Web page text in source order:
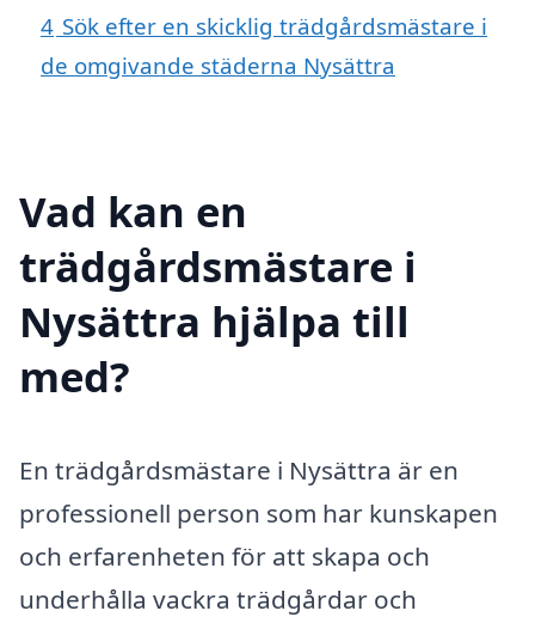
4 Sök efter en skicklig trädgårdsmästare i
de omgivande städerna Nysättra
Vad kan en
trädgårdsmästare i
Nysättra hjälpa till
med?
En trädgårdsmästare i Nysättra är en
professionell person som har kunskapen
och erfarenheten för att skapa och
underhålla vackra trädgårdar och